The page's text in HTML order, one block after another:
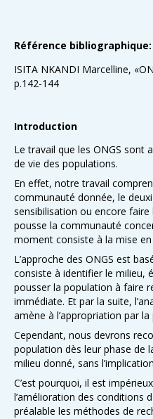
Référence bibliographique:
ISITA NKANDI Marcelline,
p.142-144
Introduction
Le travail que les ONGS sont
de vie des populations.
En effet, notre travail
communauté donnée, le
sensibilisation ou encore faire
pousse la communauté
moment consiste à la mise
L’approche des ONGS est
consiste à identifier le milieu,
pousser la population à faire
immédiate. Et par la suite,
amène à l’appropriation par
Cependant, nous devrons
population dès leur phase de
milieu donné, sans
C’est pourquoi, il est
l’amélioration des conditions
préalable les méthodes de